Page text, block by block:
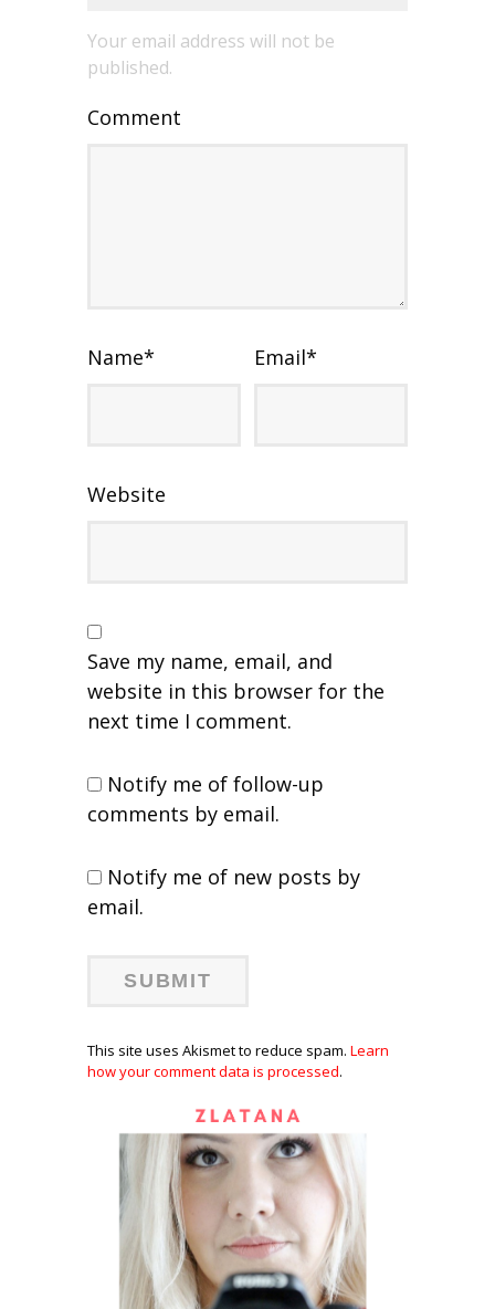
Your email address will not be
published.
Comment
Name* Email*
Website
Save my name, email, and
website in this browser for the
next time I comment.
Notify me of follow-up
comments by email.
Notify me of new posts by
email.
This site uses Akismet to reduce spam. Learn
how your comment data is processed.